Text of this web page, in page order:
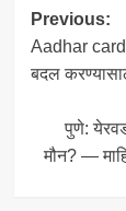
Post
Previous:
Aadhar card
बदल
पुणे:
मौन? —